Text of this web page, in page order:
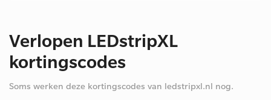
Verlopen LEDstripXL
kortingscodes
Soms werken deze kortingscodes van ledstripxl.nl nog.